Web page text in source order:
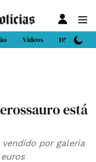
Vídeos DN Sport
está
vendido por galeria